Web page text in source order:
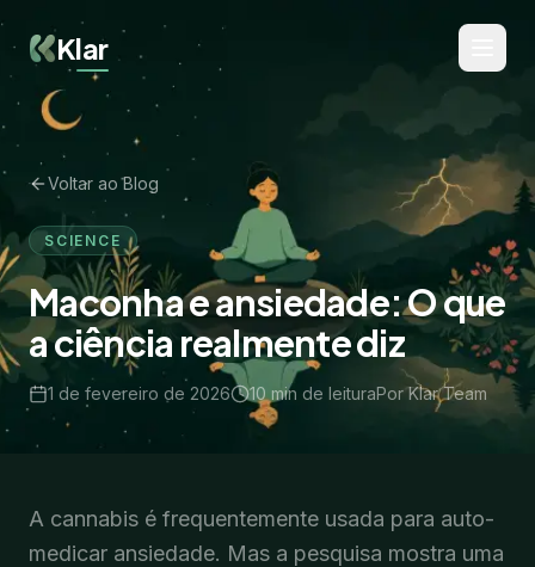
Klar
Voltar ao Blog
SCIENCE
Maconha e ansiedade: O que
a ciência realmente diz
1 de fevereiro de 2026 10 min de leituraPor Klar Team
A cannabis é frequentemente usada para auto-
medicar ansiedade. Mas a pesquisa mostra uma